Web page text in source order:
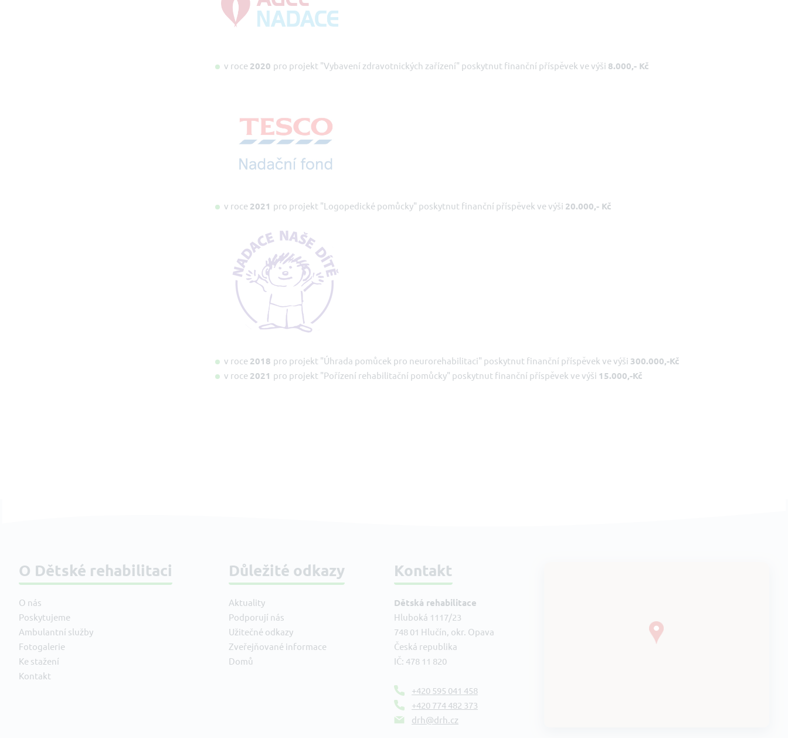
v roce 2020 pro projekt "Vybavení zdravotnických zařízení" poskytnut finanční příspěvek ve výši 8.000,- Kč
v roce 2021 pro projekt "Logopedické pomůcky" poskytnut finanční příspěvek ve výši 20.000,- Kč
v roce 2018 pro projekt "Úhrada pomůcek pro neurorehabilitaci" poskytnut finanční příspěvek ve výši 300.000,-Kč
v roce 2021 pro projekt "Pořízení rehabilitační pomůcky" poskytnut finanční příspěvek ve výši 15.000,-Kč
O Dětské rehabilitaci
O nás
Poskytujeme
Ambulantní služby
Fotogalerie
Ke stažení
Kontakt
Důležité odkazy
Aktuality
Podporují nás
Užitečné odkazy
Zveřejňované informace
Domů
Kontakt
Dětská rehabilitace
Hluboká 1117/23
748 01 Hlučín, okr. Opava
Česká republika
IČ: 478 11 820
+420 595 041 458
+420 774 482 373
drh@drh.cz